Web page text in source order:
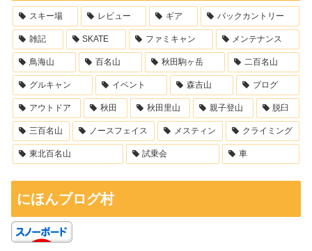
スキー場 レビュー ギア バックカントリー
雑記 SKATE ファミキャン メンテナンス
鳥海山 百名山 秋田駒ヶ岳 二百名山
グルキャン イベント 森吉山 ブログ
アウトドア 秋田 秋田里山 親子登山 脱臼
三百名山 ノースフェイス メスティン クライミング
東北百名山 試乗会 車
にほんブログ村